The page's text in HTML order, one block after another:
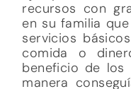
recursos con
en su familia
servicios
comida o
beneficio de
manera